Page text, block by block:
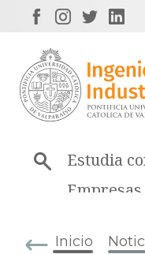
Estudia
Inicio